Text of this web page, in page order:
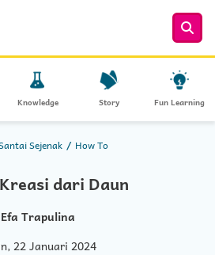
Knowledge Story Fun Learning
Sejenak How To
dari Daun
Efa Trapulina
22 Januari 2024